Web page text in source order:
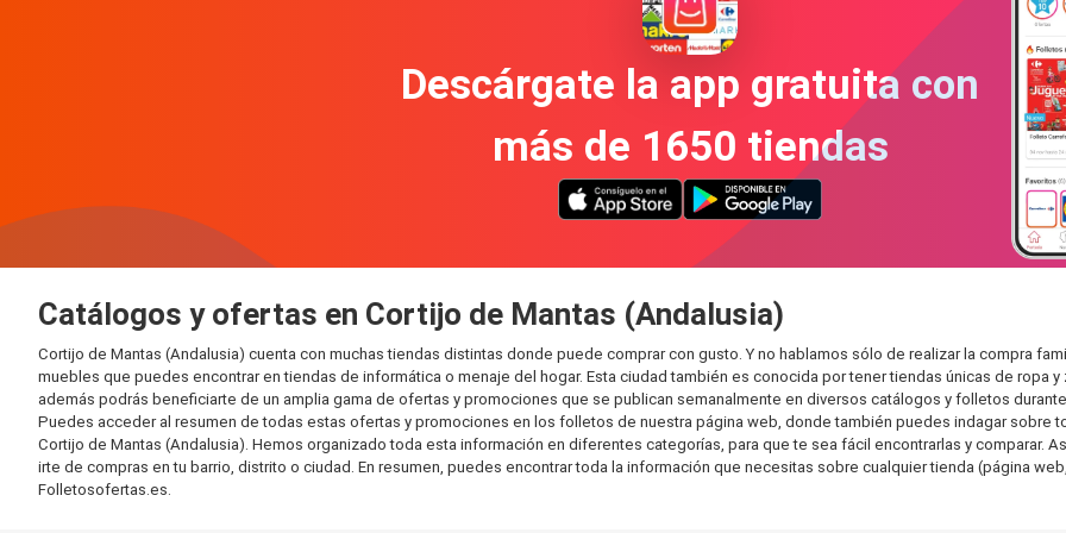
Descárgate la app gratuita con
más de 1650 tiendas
Catálogos y ofertas en Cortijo de Mantas (Andalusia)
Cortijo de Mantas (Andalusia) cuenta con muchas tiendas distintas donde puede comprar con gusto. Y no hablamos sólo de realizar la compra
muebles que puedes encontrar en tiendas de informática o menaje del hogar. Esta ciudad también es conocida por tener tiendas únicas de ropa
además podrás beneficiarte de un amplia gama de ofertas y promociones que se publican semanalmente en diversos catálogos y folletos
Puedes acceder al resumen de todas estas ofertas y promociones en los folletos de nuestra página web, donde también puedes indagar sobre
Cortijo de Mantas (Andalusia). Hemos organizado toda esta información en diferentes categorías, para que te sea fácil encontrarlas y comparar.
irte de compras en tu barrio, distrito o ciudad. En resumen, puedes encontrar toda la información que necesitas sobre cualquier tienda (página
Folletosofertas.es.